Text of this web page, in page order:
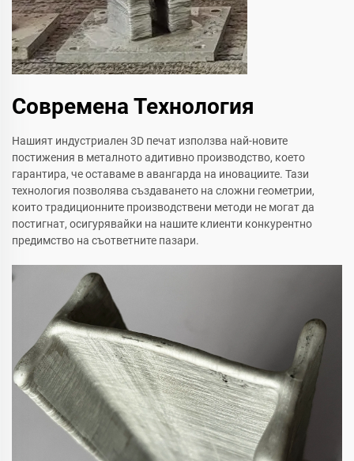
Современа Технология
Нашият индустриален 3D печат използва най-новите
постижения в металното адитивно производство, което
гарантира, че оставаме в авангарда на иновациите. Тази
технология позволява създаването на сложни геометрии,
които традиционните производствени методи не могат да
постигнат, осигурявайки на нашите клиенти конкурентно
предимство на съответните пазари.